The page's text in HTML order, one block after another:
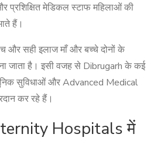
मेडिकल स्टाफ महिलाओं की
हैं।
और सही इलाज माँ और बच्चे दोनों के
जाता है। इसी वजह से Dibrugarh के कई
सुविधाओं और Advanced Medical
कर रहे हैं।
Hospitals में